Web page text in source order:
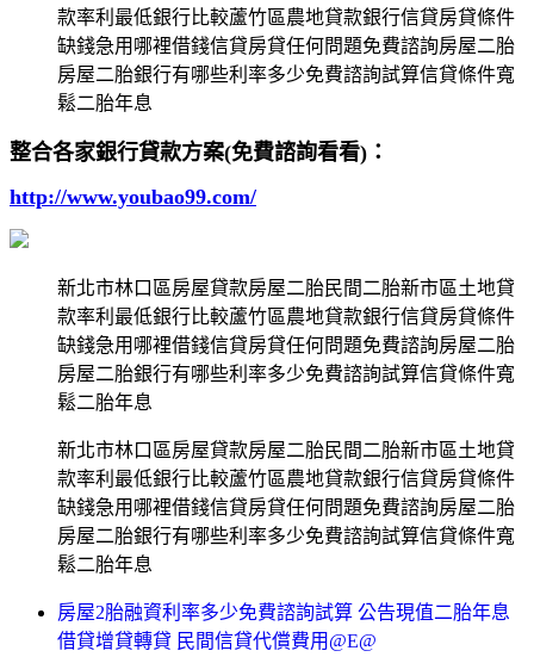
款率利最低銀行比較蘆竹區農地貸款銀行信貸房貸條件
缺錢急用哪裡借錢信貸房貸任何問題免費諮詢房屋二胎
房屋二胎銀行有哪些利率多少免費諮詢試算信貸條件寬
鬆二胎年息
整合各家銀行貸款方案(免費諮詢看看)：
http://www.youbao99.com/
新北市林口區房屋貸款房屋二胎民間二胎新市區土地貸
款率利最低銀行比較蘆竹區農地貸款銀行信貸房貸條件
缺錢急用哪裡借錢信貸房貸任何問題免費諮詢房屋二胎
房屋二胎銀行有哪些利率多少免費諮詢試算信貸條件寬
鬆二胎年息
新北市林口區房屋貸款房屋二胎民間二胎新市區土地貸
款率利最低銀行比較蘆竹區農地貸款銀行信貸房貸條件
缺錢急用哪裡借錢信貸房貸任何問題免費諮詢房屋二胎
房屋二胎銀行有哪些利率多少免費諮詢試算信貸條件寬
鬆二胎年息
房屋2胎融資利率多少免費諮詢試算 公告現值二胎年息
借貸增貸轉貸 民間信貸代償費用@E@